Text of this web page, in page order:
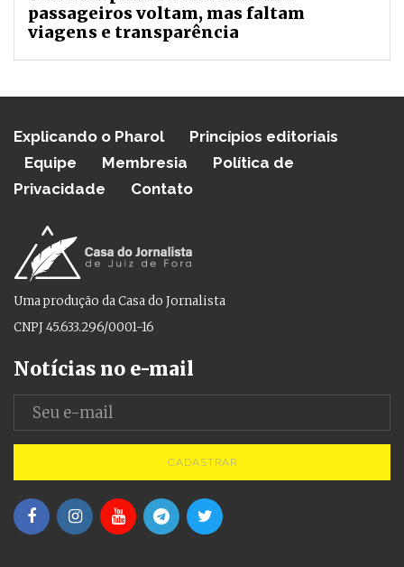
passageiros voltam, mas faltam
viagens e transparência
Explicando o Pharol
Princípios editoriais
Equipe
Membresia
Política de
Privacidade
Contato
Uma produção da Casa do Jornalista
CNPJ 45.633.296/0001-16
Notícias no e-mail
CADASTRAR